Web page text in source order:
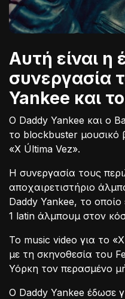
Αυτή είναι η
συνεργασία
Yankee και
Ο Daddy Yankee και ο
το blockbuster μουσικό
«X Última Vez».
Η συνεργασία τους
αποχαιρετιστήριο
Daddy Yankee, το
1 latin άλμπουμ στον
Το music video για το
με τη σκηνοθεσία του
Υόρκη τον περασμένο
Ο Daddy Yankee έδωσε